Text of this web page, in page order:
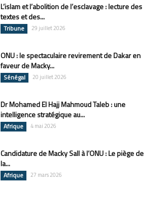
L’islam et l’abolition de l’esclavage : lecture des
textes et des...
Tribune 29 juillet 2026
ONU : le spectaculaire revirement de Dakar en
faveur de Macky...
Sénégal 20 juillet 2026
Dr Mohamed El Hajj Mahmoud Taleb : une
intelligence stratégique au...
Afrique 4 mai 2026
Candidature de Macky Sall à l’ONU : Le piège de
la...
Afrique 27 mars 2026